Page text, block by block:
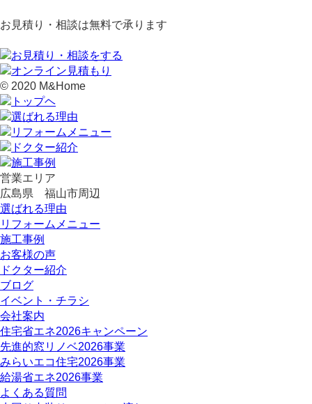
お見積り・相談は無料で承ります
© 2020 M&Home
営業エリア
広島県 福山市周辺
選ばれる理由
リフォームメニュー
施工事例
お客様の声
ドクター紹介
ブログ
イベント・チラシ
会社案内
住宅省エネ2026キャンペーン
先進的窓リノベ2026事業
みらいエコ住宅2026事業
給湯省エネ2026事業
よくある質問